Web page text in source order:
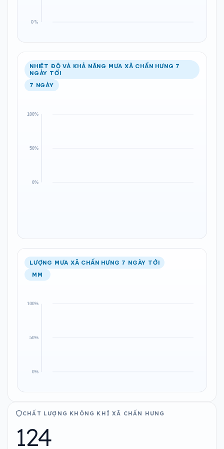
NHIỆT ĐỘ VÀ KHẢ NĂNG MƯA XÃ CHẤN HƯNG 7
NGÀY TỚI
7 NGÀY
LƯỢNG MƯA XÃ CHẤN HƯNG 7 NGÀY TỚI
MM
CHẤT LƯỢNG KHÔNG KHÍ XÃ CHẤN HƯNG
124